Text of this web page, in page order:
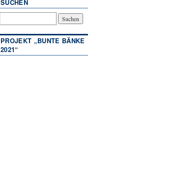
SUCHEN
PROJEKT „BUNTE BÄNKE
2021“